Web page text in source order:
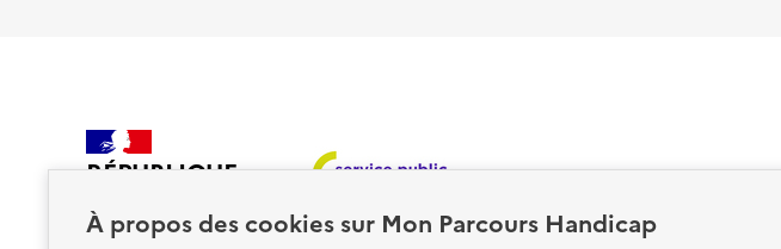
À propos des cookies sur Mon Parcours Handicap
RÉPUBLIQUE